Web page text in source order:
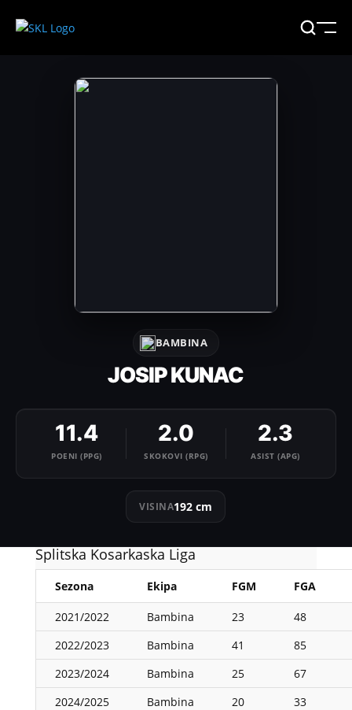
BAMBINA
JOSIP KUNAC
11.4
POENI (PPG)
2.0
SKOKOVI (RPG)
2.3
ASIST (APG)
VISINA192 cm
Splitska Kosarkaska Liga
Sezona Ekipa FGM FGA
2021/2022 Bambina 23
48
2022/2023
Bambina 41
85
2023/2024
Bambina 25
67
2024/2025
Bambina 20
33